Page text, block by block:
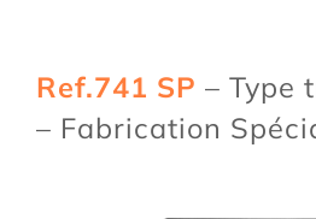
Ref.741 SP – Type
– Fabrication